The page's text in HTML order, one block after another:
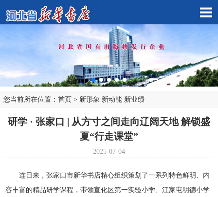
您当前所在位置： 首页 > 新形象 新动能 新业绩
研学 · 张家口 | 从方寸之间走向辽阔天地 解锁盛
夏“行走课堂”
2025-07-04
连日来，张家口市新华书店精心组织策划了一系列特色鲜明、内
容丰富的精品研学课程，带领宣化区第一实验小学、江家屯明德小学